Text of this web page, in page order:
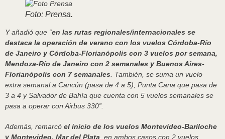
Foto: Prensa.
Y añadió que “en las rutas regionales/internacionales se
destaca la operación de verano con los vuelos Córdoba-Río
de Janeiro y Córdoba-Florianópolis con 3 vuelos por semana,
Mendoza-Río de Janeiro con 2 semanales y Buenos Aires-
Florianópolis con 7 semanales . También, se suma un vuelo
extra semanal a Cancún (pasa de 4 a 5), Punta Cana que pasa de
3 a 4 y Salvador de Bahía que cuenta con 5 vuelos semanales se
pasa a operar con Airbus 330”.
Además, remarcó el inicio de los vuelos Montevideo-Bariloche
y Montevideo, Mar del Plata , en ambos casos con 2 vuelos